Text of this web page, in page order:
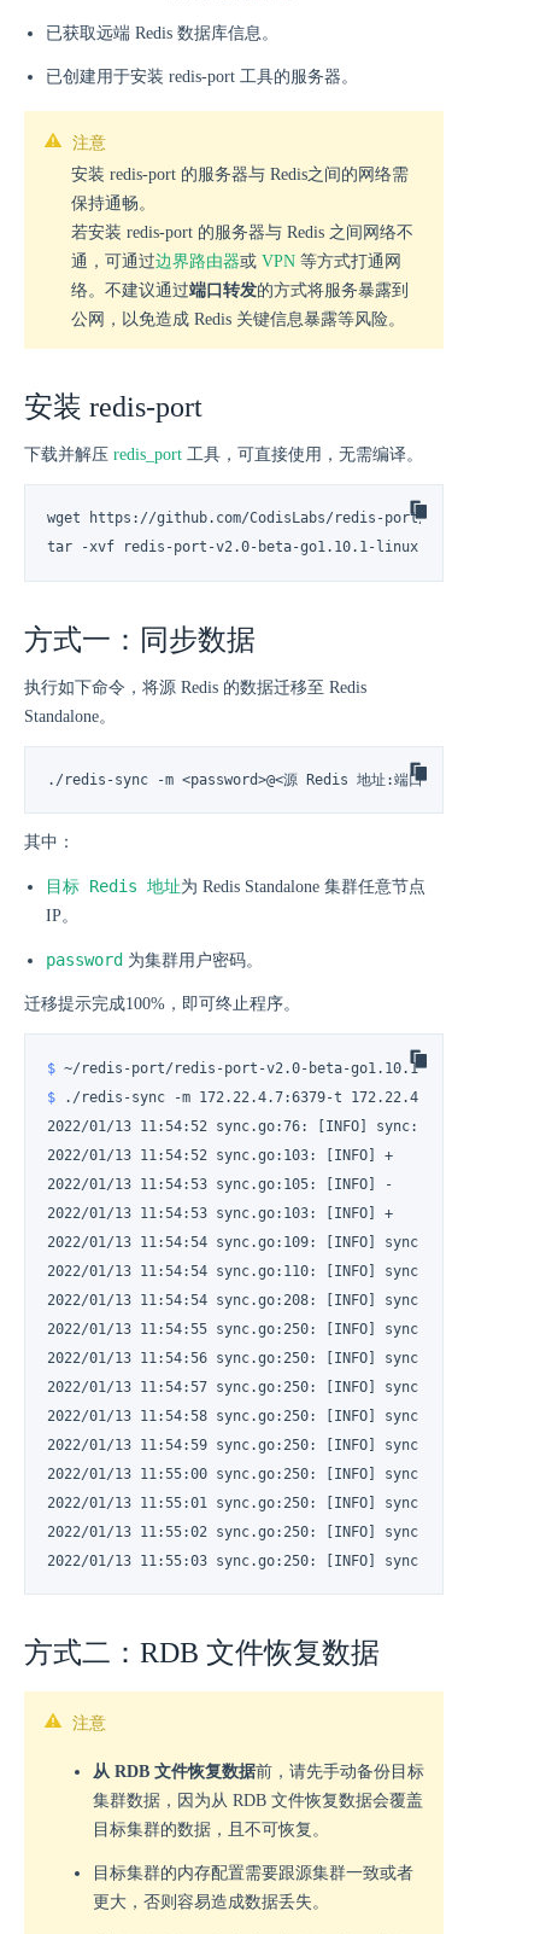
已获取远端 Redis 数据库信息。
已创建用于安装 redis-port 工具的服务器。
注意
安装 redis-port 的服务器与 Redis之间的网络需
保持通畅。
若安装 redis-port 的服务器与 Redis 之间网络不
通，可通过边界路由器或 VPN 等方式打通网
络。不建议通过端口转发的方式将服务暴露到
公网，以免造成 Redis 关键信息暴露等风险。
安装 redis-port
下载并解压 redis_port 工具，可直接使用，无需编译。
wget https://github.com/CodisLabs/redis-port/releases/
tar -xvf redis-port-v2.0-beta-go1.10.1-linux.tar.gz
方式一：同步数据
执行如下命令，将源 Redis 的数据迁移至 Redis
Standalone。
./redis-sync -m <password>@<源 Redis 地址:端口号> -t <目标
其中：
目标 Redis 地址为 Redis Standalone 集群任意节点
IP。
password 为集群用户密码。
迁移提示完成100%，即可终止程序。
$ ~/redis-port/redis-port-v2.0-beta-go1.10.1-linux
$
./redis-sync -m 172.22.4.7:6379-t 172.22.4.16:6379
2022/01/13 11:54:52 sync.go:76: [INFO] sync: master =
2022/01/13 11:54:52 sync.go:103: [INFO] +
2022/01/13 11:54:53 sync.go:105: [INFO] -
2022/01/13 11:54:53 sync.go:103: [INFO] +
2022/01/13 11:54:54 sync.go:109: [INFO] sync: runid =
2022/01/13 11:54:54 sync.go:110: [INFO] sync: rdb file =
2022/01/13 11:54:54 sync.go:208: [INFO] sync: (r/f,s/
2022/01/13 11:54:55 sync.go:250: [INFO] sync: rdb =
2022/01/13 11:54:56 sync.go:250: [INFO] sync: rdb =
2022/01/13 11:54:57 sync.go:250: [INFO] sync: rdb =
2022/01/13 11:54:58 sync.go:250: [INFO] sync: rdb =
2022/01/13 11:54:59 sync.go:250: [INFO] sync: rdb =
2022/01/13 11:55:00 sync.go:250: [INFO] sync: rdb =
2022/01/13 11:55:01 sync.go:250: [INFO] sync: rdb =
2022/01/13 11:55:02 sync.go:250: [INFO] sync: rdb =
2022/01/13 11:55:03 sync.go:250: [INFO] sync: rdb =
方式二：RDB 文件恢复数据
注意
从 RDB 文件恢复数据前，请先手动备份目标
集群数据，因为从 RDB 文件恢复数据会覆盖
目标集群的数据，且不可恢复。
目标集群的内存配置需要跟源集群一致或者
更大，否则容易造成数据丢失。